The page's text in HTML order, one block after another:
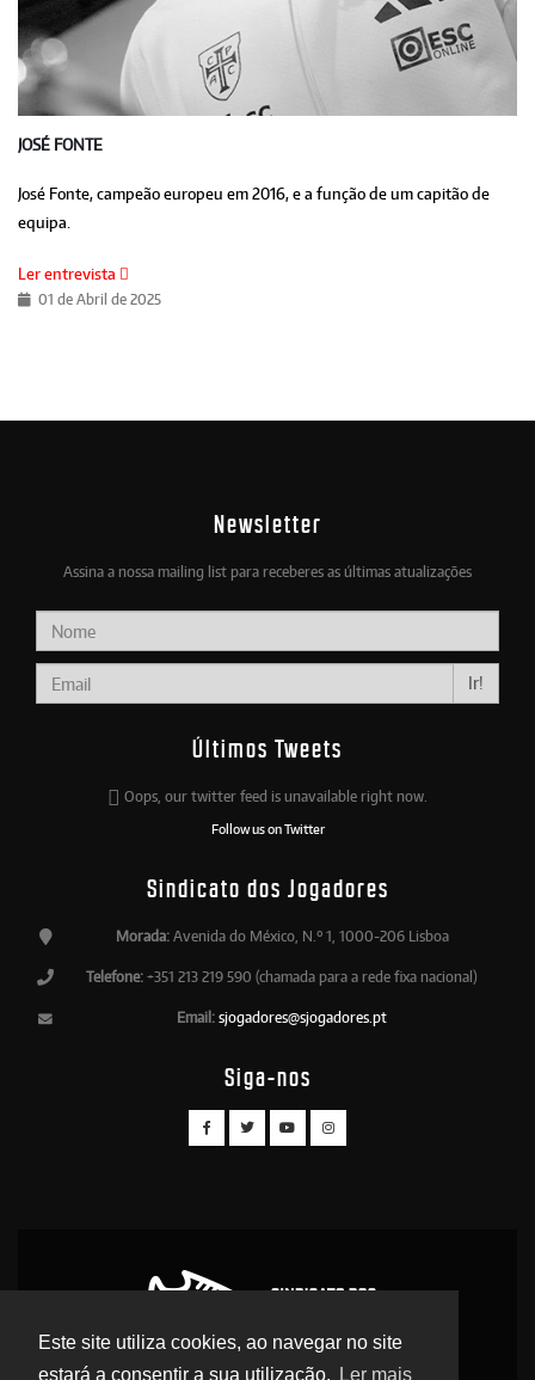
Este site utiliza cookies, ao navegar no site
estará a consentir a sua utilização.
Ler mais
JOSÉ FONTE
José Fonte, campeão europeu em 2016, e a função de um capitão de
equipa.
Ler entrevista
01 de Abril de 2025
Newsletter
Assina a nossa mailing list para receberes as últimas atualizações
Ir!
Últimos Tweets
Oops, our twitter feed is unavailable right now.
Follow us on Twitter
Sindicato dos Jogadores
Morada:Avenida do México, N.º 1, 1000-206 Lisboa
Telefone: +351 213 219 590 (chamada para a rede fixa nacional)
Email: sjogadores@sjogadores.pt
Siga-nos